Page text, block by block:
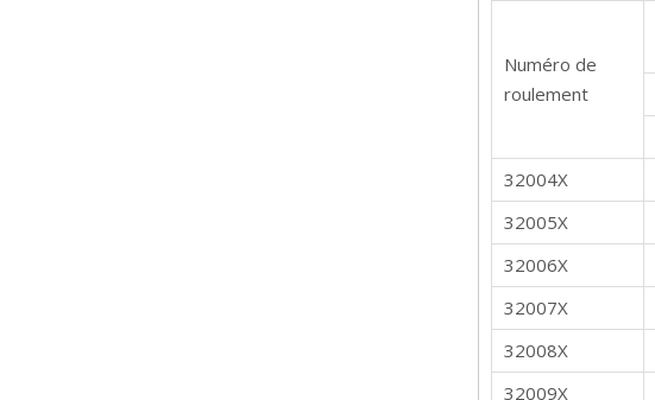
Numéro de
roulement
32004X
32005X
32006X
32007X
32008X
32009X